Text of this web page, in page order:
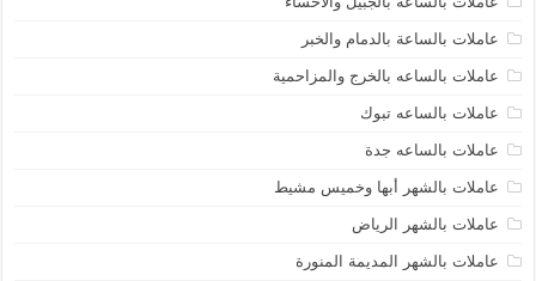
عاملات بالساعة بالدمام والخبر
عاملات بالساعه بالخرج والمزاحمية
عاملات بالساعه تبوك
عاملات بالساعه جدة
عاملات بالشهر أبها وخميس مشيط
عاملات بالشهر الرياض
عاملات بالشهر المديمة المنورة